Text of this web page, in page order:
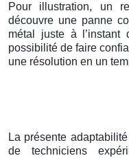
Pour illustration, un
découvre une panne
métal juste à
possibilité de faire
une résolution en un
La présente
de techniciens